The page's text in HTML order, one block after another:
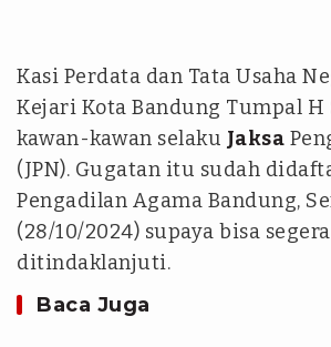
Kasi Perdata dan Tata Usaha
Kejari Kota Bandung Tumpal
kawan-kawan selaku Jaksa
(JPN). Gugatan itu sudah
Pengadilan Agama Bandung,
(28/10/2024) supaya bisa segera
ditindaklanjuti.
Baca Juga